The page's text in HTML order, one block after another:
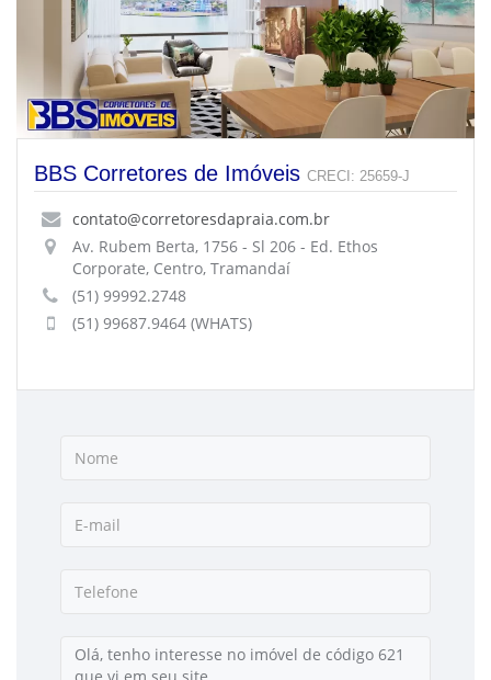
BBS Corretores de Imóveis CRECI: 25659-J
contato@corretoresdapraia.com.br
Av. Rubem Berta, 1756 - Sl 206 - Ed. Ethos
Corporate, Centro, Tramandaí
(51) 99992.2748
(51) 99687.9464 (WHATS)